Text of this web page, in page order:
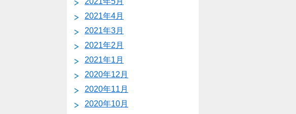
2021年4月
2021年3月
2021年2月
2021年1月
2020年12月
2020年11月
2020年10月